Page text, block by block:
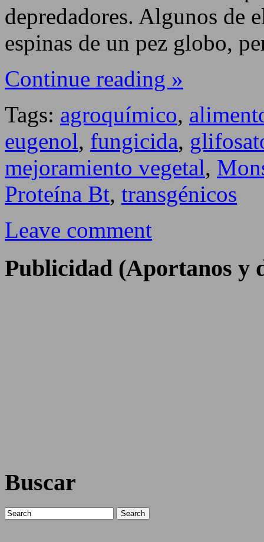
depredadores. Algunos de
espinas de un pez globo,
Continue reading »
Tags: agroquímico,
eugenol, fungicida,
mejoramiento vegetal,
Proteína Bt, transgénicos
Leave comment
Publicidad (Aportanos y
Buscar
Search